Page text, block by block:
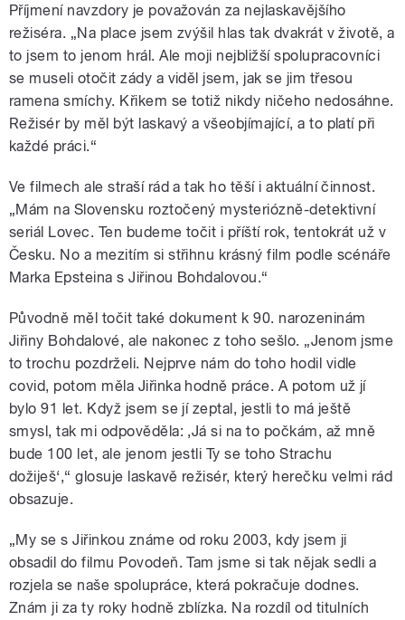
Příjmení navzdory je považován za nejlaskavějšího
režiséra. „Na place jsem zvýšil hlas tak dvakrát v životě, a
to jsem to jenom hrál. Ale moji nejbližší spolupracovníci
se museli otočit zády a viděl jsem, jak se jim třesou
ramena smíchy. Křikem se totiž nikdy ničeho nedosáhne.
Režisér by měl být laskavý a všeobjímající, a to platí při
každé práci.“
Ve filmech ale straší rád a tak ho těší i aktuální činnost.
„Mám na Slovensku roztočený mysteriózně-detektivní
seriál Lovec. Ten budeme točit i příští rok, tentokrát už v
Česku. No a mezitím si střihnu krásný film podle scénáře
Marka Epsteina s Jiřinou Bohdalovou.“
Původně měl točit také dokument k 90. narozeninám
Jiřiny Bohdalové, ale nakonec z toho sešlo. „Jenom jsme
to trochu pozdrželi. Nejprve nám do toho hodil vidle
covid, potom měla Jiřinka hodně práce. A potom už jí
bylo 91 let. Když jsem se jí zeptal, jestli to má ještě
smysl, tak mi odpověděla: ‚Já si na to počkám, až mně
bude 100 let, ale jenom jestli Ty se toho Strachu
dožiješ‘,“ glosuje laskavě režisér, který herečku velmi rád
obsazuje.
„My se s Jiřinkou známe od roku 2003, kdy jsem ji
obsadil do filmu Povodeň. Tam jsme si tak nějak sedli a
rozjela se naše spolupráce, která pokračuje dodnes.
Znám ji za ty roky hodně zblízka. Na rozdíl od titulních